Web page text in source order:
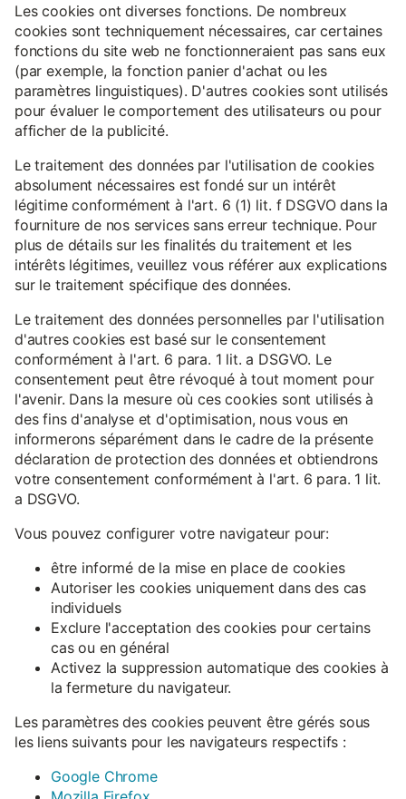
Les cookies ont diverses fonctions. De nombreux
cookies sont techniquement nécessaires, car certaines
fonctions du site web ne fonctionneraient pas sans eux
(par exemple, la fonction panier d'achat ou les
paramètres linguistiques). D'autres cookies sont utilisés
pour évaluer le comportement des utilisateurs ou pour
afficher de la publicité.
Le traitement des données par l'utilisation de cookies
absolument nécessaires est fondé sur un intérêt
légitime conformément à l'art. 6 (1) lit. f DSGVO dans la
fourniture de nos services sans erreur technique. Pour
plus de détails sur les finalités du traitement et les
intérêts légitimes, veuillez vous référer aux explications
sur le traitement spécifique des données.
Le traitement des données personnelles par l'utilisation
d'autres cookies est basé sur le consentement
conformément à l'art. 6 para. 1 lit. a DSGVO. Le
consentement peut être révoqué à tout moment pour
l'avenir. Dans la mesure où ces cookies sont utilisés à
des fins d'analyse et d'optimisation, nous vous en
informerons séparément dans le cadre de la présente
déclaration de protection des données et obtiendrons
votre consentement conformément à l'art. 6 para. 1 lit.
a DSGVO.
Vous pouvez configurer votre navigateur pour:
être informé de la mise en place de cookies
Autoriser les cookies uniquement dans des cas
individuels
Exclure l'acceptation des cookies pour certains
cas ou en général
Activez la suppression automatique des cookies à
la fermeture du navigateur.
Les paramètres des cookies peuvent être gérés sous
les liens suivants pour les navigateurs respectifs :
Google Chrome